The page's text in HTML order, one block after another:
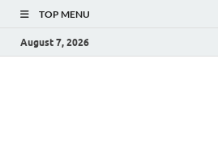
TOP MENU
August 7, 2026